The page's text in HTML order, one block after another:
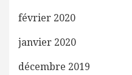
février 2020
janvier 2020
décembre 2019